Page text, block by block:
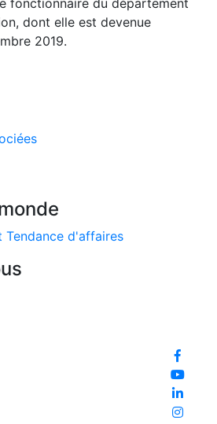
fonctionnaire du département
dont elle est devenue
2019.
Tendance d'affaires